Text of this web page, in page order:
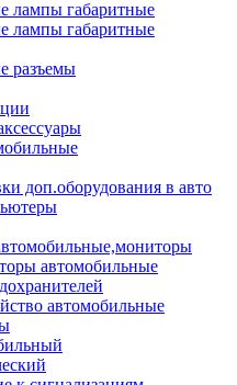
лампы габаритные
лампы габаритные
разъемы
доп.оборудования в авто
автомобильные
автомобильные